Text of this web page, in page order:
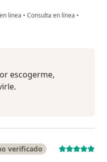
linea • Consulta en línea •
escogerme,
verificado